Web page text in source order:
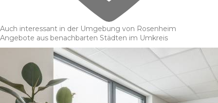
Auch interessant in der Umgebung von Rosenheim
Angebote aus benachbarten Städten im Umkreis